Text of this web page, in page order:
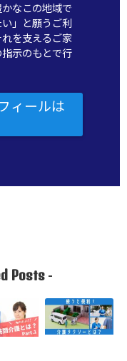
なこの地域で
」と願うご利
を支えるご家
示のもとで行
ィールは
Posts-